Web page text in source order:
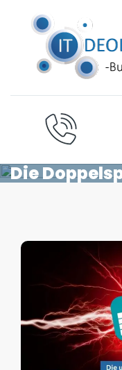
Firewall &
Die